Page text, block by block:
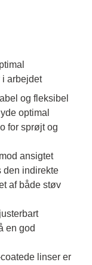
arbejdet
og fleksibel
optimal
for sprøjt og
ansigtet
den indirekte
af både støv
en god
linser er